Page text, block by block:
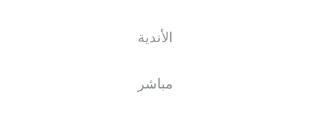
الأندية
مباشر